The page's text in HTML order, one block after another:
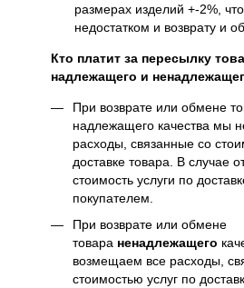
размерах изделий +-2%,
недостатком и возврату и
Кто платит за пересылку
надлежащего и
При возврате или обмене
надлежащего качества мы
расходы, связанные со
доставке товара. В случае
стоимость услуги по
покупателем.
При возврате или обмене
товара ненадлежащего
возмещаем все расходы,
стоимостью услуг по